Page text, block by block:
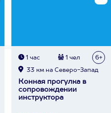
1 час 1 чел 6+
33 км на Северо-Запад
Конная прогулка в
сопровождении
инструктора